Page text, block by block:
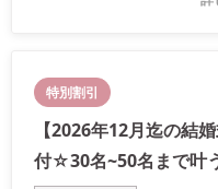
特別割引
【2026年12月迄の結
付☆30名~50名まで叶